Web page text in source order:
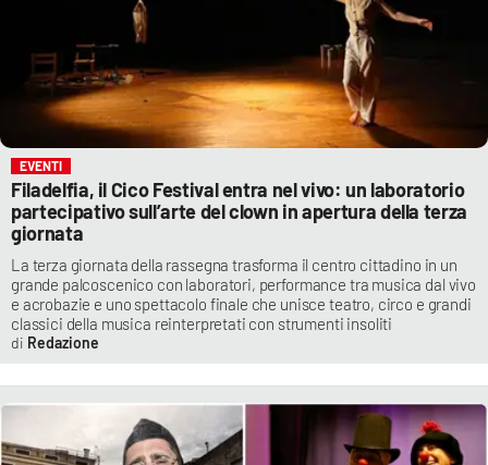
EVENTI
Filadelfia, il Cico Festival entra nel vivo: un laboratorio
partecipativo sull’arte del clown in apertura della terza
giornata
La terza giornata della rassegna trasforma il centro cittadino in un
grande palcoscenico con laboratori, performance tra musica dal vivo
e acrobazie e uno spettacolo finale che unisce teatro, circo e grandi
classici della musica reinterpretati con strumenti insoliti
Redazione